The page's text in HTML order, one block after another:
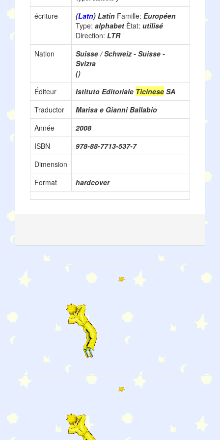
écriture
(Latn) Latin Famille: Européen
Type: alphabet Ètat: utilisé
Direction: LTR
Nation
Suisse / Schweiz - Suisse -
Svizra
()
Éditeur
Istituto Editoriale Ticinese SA
Traductor
Marisa e Gianni Ballabio
Année
2008
ISBN
978-88-7713-537-7
Dimension
Format
hardcover